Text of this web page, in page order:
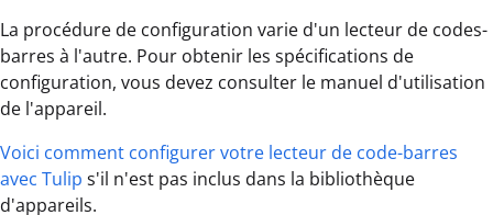
La procédure de configuration varie d'un lecteur de codes-
barres à l'autre. Pour obtenir les spécifications de
configuration, vous devez consulter le manuel d'utilisation
de l'appareil.
Voici comment configurer votre lecteur de code-barres
avec Tulip s'il n'est pas inclus dans la bibliothèque
d'appareils.